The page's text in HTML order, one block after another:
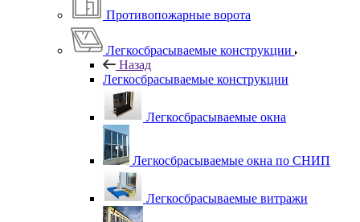
Противопожарные ворота
Легкосбрасываемые конструкции
Назад
Легкосбрасываемые конструкции
Легкосбрасываемые окна
Легкосбрасываемые окна по СНИП
Легкосбрасываемые витражи